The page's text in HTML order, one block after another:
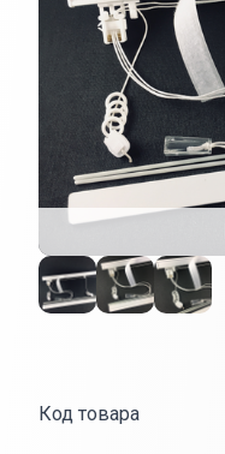
Код товара